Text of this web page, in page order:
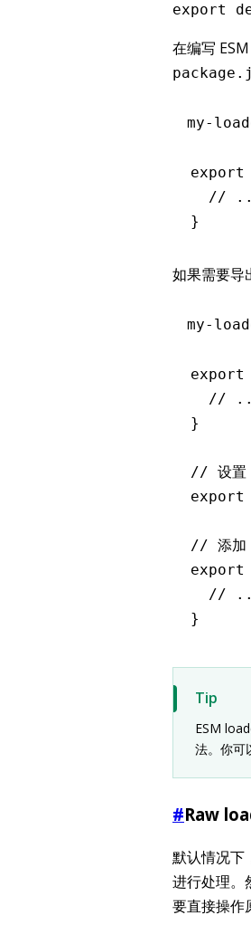
export
在编写
my-
export
//
}
如果需要导
my-
export
//
}
// 设
export
// 添加
export
//
}
Tip
ESM
法。你可
#Raw
默认情况下
进行处理。
要直接操作